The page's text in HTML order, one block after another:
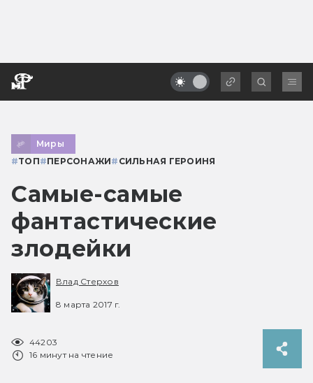
Миры
#ТОП#ПЕРСОНАЖИ# СИЛЬНАЯ ГЕРОИНЯ
Самые-самые
фантастические
злодейки
Влад Стерхов
8 марта 2017 г.
44203
16 минут на чтение